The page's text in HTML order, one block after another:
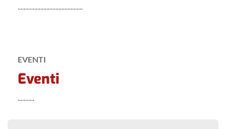
...........................................
EVENTI
Eventi
...........